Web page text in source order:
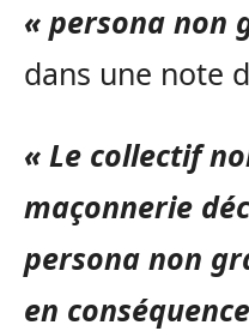
« persona non
dans une note
« Le collectif
maçonnerie
persona non
en